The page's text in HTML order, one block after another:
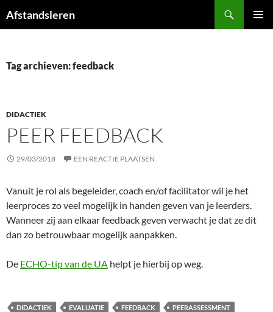
naar
Afstandsleren
Tag archieven: feedback
DIDACTIEK
PEER FEEDBACK
29/03/2018 EEN REACTIE PLAATSEN
Vanuit je rol als begeleider, coach en/of facilitator wil je het
leerproces zo veel mogelijk in handen geven van je leerders.
Wanneer zij aan elkaar feedback geven verwacht je dat ze dit
dan zo betrouwbaar mogelijk aanpakken.
De ECHO-tip van de UA helpt je hierbij op weg.
DIDACTIEK EVALUATIE FEEDBACK
PEERASSESSMENT